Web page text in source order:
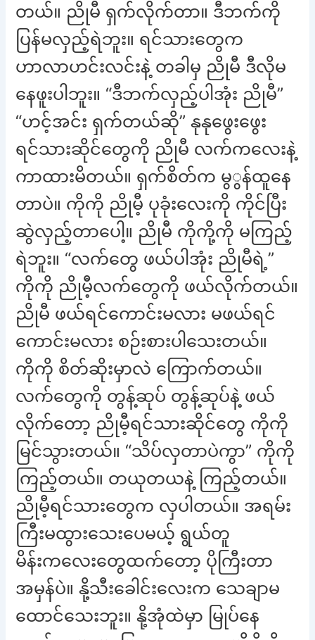
တယ်။ ညိုမီ ရှက်လိုက်တာ။ ဒီဘက်ကို
ပြန်မလှည့်ရဲဘူး။ ရင်သားတွေက
ဟာလာဟင်းလင်းနဲ့ တခါမှ ညိုမီ ဒီလိုမ
နေဖူးပါဘူး။ “ဒီဘက်လှည့်ပါအုံး ညိုမီ”
“ဟင့်အင်း ရှက်တယ်ဆို” နုနုဖွေးဖွေး
ရင်သားဆိုင်တွေကို ညိုမီ လက်ကလေးနဲ့
ကာထားမိတယ်။ ရှက်စိတ်က မွွန်ထူနေ
တာပဲ။ ကိုကို ညိုမီ့ ပုခုံးလေးကို ကိုင်ပြီး
ဆွဲလှည့်တာပေါ့။ ညိုမီ ကိုကို့ကို မကြည့်
ရဲဘူး။ “လက်တွေ ဖယ်ပါအုံး ညိုမီရဲ့”
ကိုကို ညိုမီ့လက်တွေကို ဖယ်လိုက်တယ်။
ညိုမီ ဖယ်ရင်ကောင်းမလား မဖယ်ရင်
ကောင်းမလား စဉ်းစားပါသေးတယ်။
ကိုကို စိတ်ဆိုးမှာလဲ ကြောက်တယ်။
လက်တွေကို တွန့်ဆုပ် တွန့်ဆုပ်နဲ့ ဖယ်
လိုက်တော့ ညိုမီ့ရင်သားဆိုင်တွေ ကိုကို
မြင်သွားတယ်။ “သိပ်လှတာပဲကွာ” ကိုကို
ကြည့်တယ်။ တယုတယနဲ့ ကြည့်တယ်။
ညိုမီ့ရင်သားတွေက လှပါတယ်။ အရမ်း
ကြီးမထွားသေးပေမယ့် ရွယ်တူ
မိန်းကလေးတွေထက်တော့ ပိုကြီးတာ
အမှန်ပဲ။ နို့သီးခေါင်းလေးက သေချာမ
ထောင်သေးဘူး။ နို့အုံထဲမှာ မြုပ်နေ